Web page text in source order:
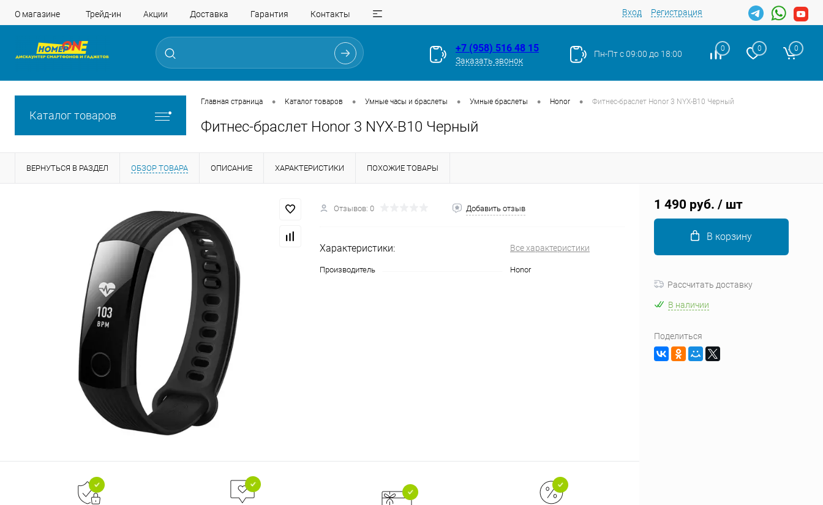
О магазине Трейд-ин Акции Доставка Гарантия Контакты Вход Регистрация
+7 (958) 516 48 15
Заказать звонок
Пн-Пт с 09:00 до 18:00
0 0 0
Каталог товаров
Главная страница • Каталог товаров • Умные часы и браслеты • Умные браслеты • Honor • Фитнес-браслет Honor 3 NYX-B10 Черный
Фитнес-браслет Honor 3 NYX-B10 Черный
ВЕРНУТЬСЯ В РАЗДЕЛ ОБЗОР ТОВАРА ОПИСАНИЕ ХАРАКТЕРИСТИКИ ПОХОЖИЕ ТОВАРЫ
Отзывов: 0 Добавить отзыв
Характеристики: Все характеристики
Производитель Honor
1 490 руб. / шт
В корзину
Рассчитать доставку
В наличии
Поделиться
Для клиентов всех банков
Разбейтеоплату
на частибез переплат
Оплачивайте сегодня только